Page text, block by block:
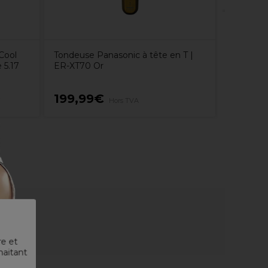
et
Tondeuse Panasonic à tête en T |
ER-XT70 Or
199,99€